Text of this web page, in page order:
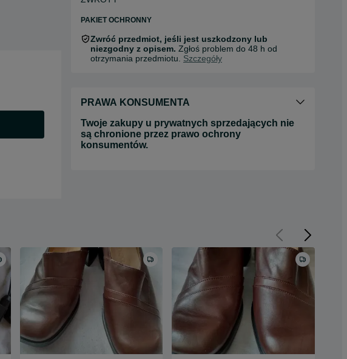
PAKIET OCHRONNY
Zwróć przedmiot, jeśli jest uszkodzony lub
niezgodny z opisem. Zgłoś problem do 48 h od
otrzymania przedmiotu. Szczegóły
PRAWA KONSUMENTA
Twoje zakupy u prywatnych sprzedających nie
są chronione przez prawo ochrony
konsumentów.